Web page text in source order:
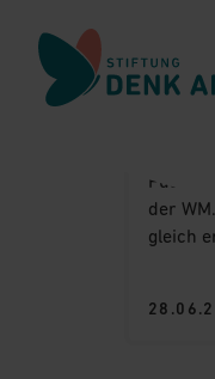
Zur Navigation
Zur Fusszeile
So
der
gleich